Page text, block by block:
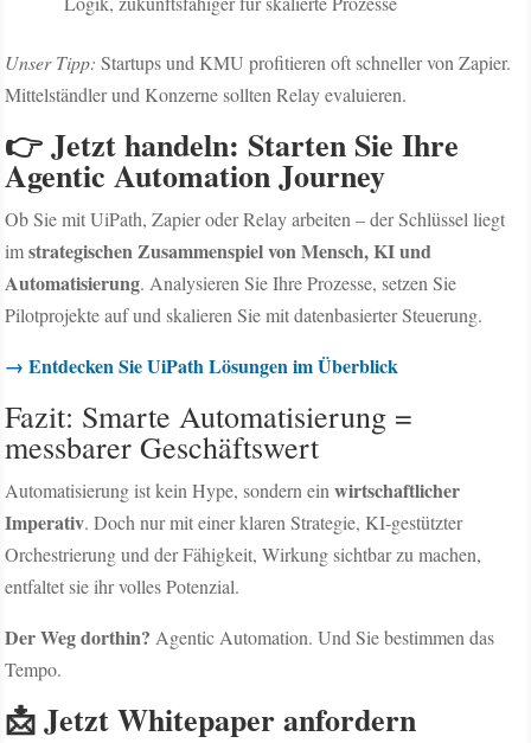
Unser Tipp: Startups und KMU profitieren oft schneller von Zapier.
Mittelständler und Konzerne sollten Relay evaluieren.
👉 Jetzt handeln: Starten Sie Ihre
Agentic Automation Journey
Ob Sie mit UiPath, Zapier oder Relay arbeiten – der Schlüssel liegt
imstrategischen Zusammenspiel von Mensch, KI und
Automatisierung. Analysieren Sie Ihre Prozesse, setzen Sie
Pilotprojekte auf und skalieren Sie mit datenbasierter Steuerung.
→ Entdecken Sie UiPath Lösungen im Überblick
Fazit: Smarte Automatisierung =
messbarer Geschäftswert
Automatisierung ist kein Hype, sondern einwirtschaftlicher
Imperativ. Doch nur mit einer klaren Strategie, KI-gestützter
Orchestrierung und der Fähigkeit, Wirkung sichtbar zu machen,
entfaltet sie ihr volles Potenzial.
Der Weg dorthin? Agentic Automation. Und Sie bestimmen das
Tempo.
📩 Jetzt Whitepaper anfordern